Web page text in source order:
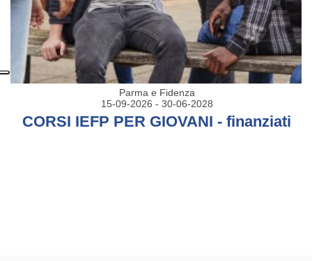
Parma e Fidenza
15-09-2026 - 30-06-2028
CORSI IEFP PER GIOVANI - finanziati